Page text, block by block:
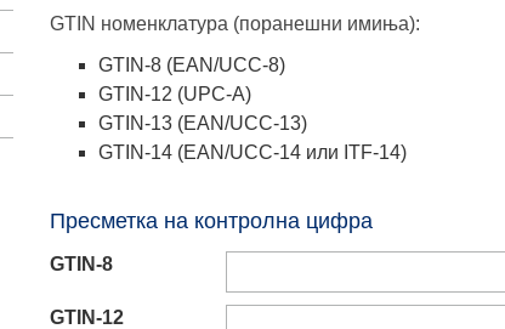
GTIN номенклатура (поранешни имиња):
GTIN-8 (EAN/UCC-8)
GTIN-12 (UPC-A)
GTIN-13 (EAN/UCC-13)
GTIN-14 (EAN/UCC-14 или ITF-14)
Пресметка на контролна цифра
GTIN-8
GTIN-12